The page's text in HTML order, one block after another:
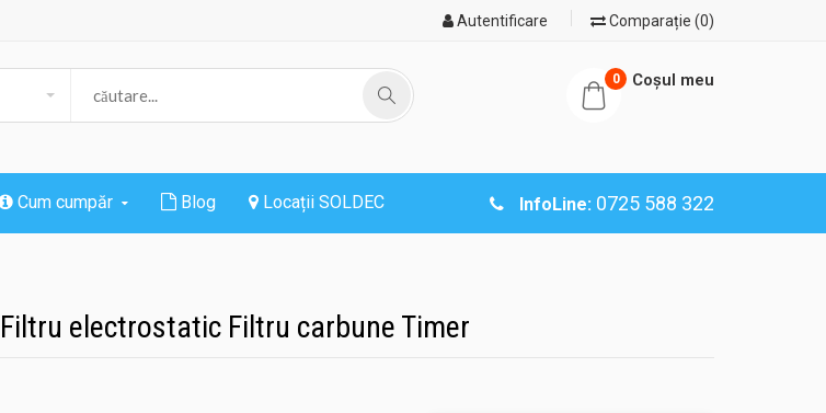
Autentificare Comparație (0)
0 Coşul meu
Cum cumpăr Blog InfoLine: 0725 588 322
Locații SOLDEC
electrostatic Filtru carbune Timer